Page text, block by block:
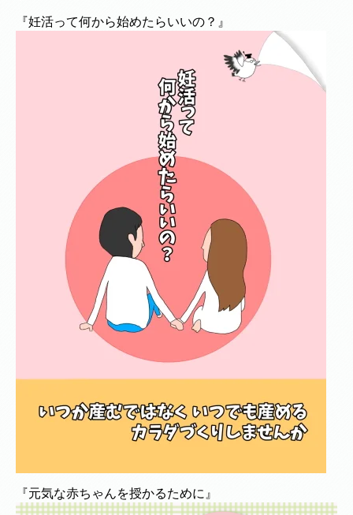
『妊活って何から始めたらいいの？』
『元気な赤ちゃんを授かるために』